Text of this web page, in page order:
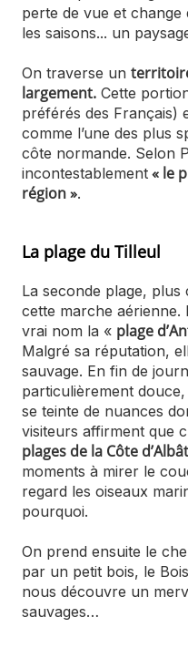
perte de vue et
les saisons... un
On traverse un
largement. Cette
préférés des Français)
comme l’une des plus
côte normande. Selon
incontestablement « le
région ».
La plage du Tilleul
La seconde plage,
cette marche aérienne.
vrai nom la « plage
Malgré sa réputation,
sauvage. En fin de
particulièrement
se teinte de nuances
visiteurs affirment que
plages de la Côte
moments à mirer le
regard les oiseaux
pourquoi.
On prend ensuite le
par un petit bois, le
nous découvre un
sauvages…